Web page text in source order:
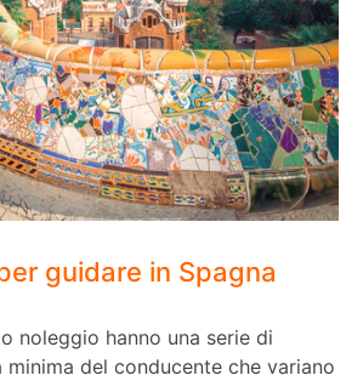
guidare in Spagna
noleggio hanno una serie di
minima del conducente che variano